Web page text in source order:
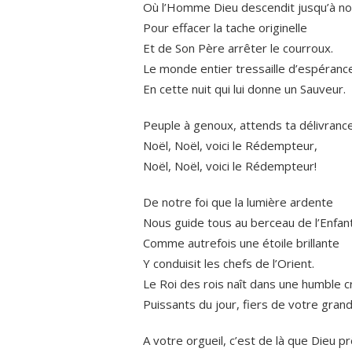
Où l’Homme Dieu descendit jusqu’à
Pour effacer la tache originelle
Et de Son Père arrêter le courroux.
Le monde entier tressaille
En cette nuit qui lui donne un Sauveur.
Peuple à genoux, attends ta
Noël, Noël, voici le Rédempteur,
Noël, Noël, voici le Rédempteur!
De notre foi que la lumière ardente
Nous guide tous au berceau de
Comme autrefois une étoile brillante
Y conduisit les chefs de l’Orient.
Le Roi des rois naît dans une humble
Puissants du jour, fiers de votre
A votre orgueil, c’est de là que Dieu